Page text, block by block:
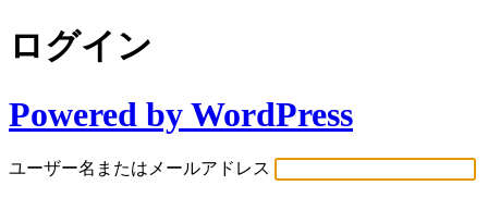
ログイン
Powered by WordPress
ユーザー名またはメールアドレス